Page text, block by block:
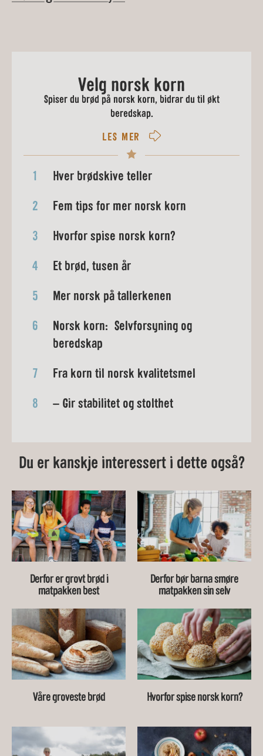
Velg norsk korn
Spiser du brød på norsk korn, bidrar du til økt
beredskap.
LES MER
1 Hver brødskive teller
2 Fem tips for mer norsk korn
3 Hvorfor spise norsk korn?
4 Et brød, tusen år
5 Mer norsk på tallerkenen
6
Norsk korn: Selvforsyning og
beredskap
7 Fra korn til norsk kvalitetsmel
8 – Gir stabilitet og stolthet
Du er kanskje interessert i dette også?
Derfor er grovt brød i
matpakken best
Derfor bør barna smøre
matpakken sin selv
Våre groveste brød Hvorfor spise norsk korn?